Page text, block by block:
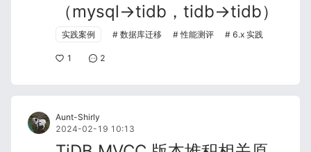
（mysql→tidb，tidb→tidb）
实践案例 数据库迁移 性能测评 6.x 实践
1 2
Aunt-Shirly
2024-02-19 10:13